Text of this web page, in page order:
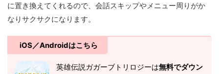
に置き換えてくれるので、会話スキップやメニュー周りがか
なりサクサクになります。
iOS／Androidはこちら
英雄伝説ガガーブトリロジーは無料でダウン